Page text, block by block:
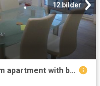
12 bilder
Beautiful, top equipped 2 room apartment with balcony in the greenery